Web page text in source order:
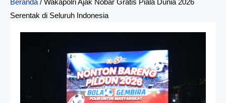
Beranda / Wakapolri Ajak Nobar Gratis Piala Dunia 2026
Serentak di Seluruh Indonesia